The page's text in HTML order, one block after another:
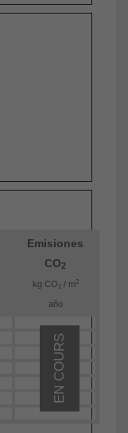
Emisiones
CO2
kg CO 2/ m2
año
EN COURS